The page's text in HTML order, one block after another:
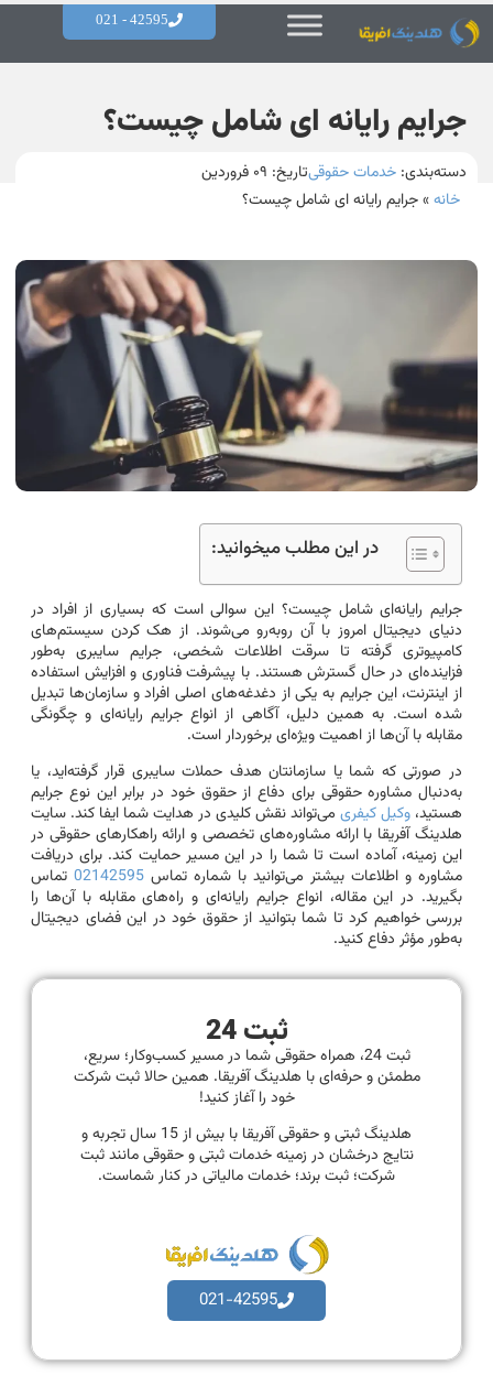
42595 - 021
جرایم رایانه ای شامل چیست؟
دسته‌بندی: خدمات حقوقیتاریخ:
خانه»جرایم رایانه ای شامل چیست؟
در این مطلب میخوانید:
جرایم رایانه‌ای شامل چیست؟ این سوالی است که بسیاری از افراد در
دنیای دیجیتال امروز با آن روبه‌رو می‌شوند. از هک کردن سیستم‌های
کامپیوتری گرفته تا سرقت اطلاعات شخصی، جرایم سایبری به‌طور
فزاینده‌ای در حال گسترش هستند. با پیشرفت فناوری و افزایش استفاده
از اینترنت، این جرایم به یکی از دغدغه‌های اصلی افراد و سازمان‌ها تبدیل
شده است. به همین دلیل، آگاهی از انواع جرایم رایانه‌ای و چگونگی
مقابله با آن‌ها از اهمیت ویژه‌ای برخوردار است.
در صورتی که شما یا سازمانتان هدف حملات سایبری قرار گرفته‌اید، یا
به‌دنبال مشاوره حقوقی برای دفاع از حقوق خود در برابر این نوع جرایم
هستید، وکیل کیفری می‌تواند نقش کلیدی در هدایت شما ایفا کند. سایت
هلدینگ آفریقا با ارائه مشاوره‌های تخصصی و ارائه راهکارهای حقوقی در
این زمینه، آماده است تا شما را در این مسیر حمایت کند. برای دریافت
مشاوره و اطلاعات بیشتر می‌توانید با شماره تماس 02142595 تماس
بگیرید. در این مقاله، انواع جرایم رایانه‌ای و راه‌های مقابله با آن‌ها را
بررسی خواهیم کرد تا شما بتوانید از حقوق خود در این فضای دیجیتال
به‌طور مؤثر دفاع کنید.
ثبت 24
ثبت 24، همراه حقوقی شما در مسیر کسب‌وکار؛ سریع،
مطمئن و حرفه‌ای با هلدینگ آفریقا. همین حالا ثبت شرکت
خود را آغاز کنید!
هلدینگ ثبتی و حقوقی آفریقا با بیش از 15 سال تجربه و
نتایج درخشان در زمینه خدمات ثبتی و حقوقی مانند ثبت
شرکت؛ ثبت برند؛ خدمات مالیاتی در کنار شماست.
021-42595